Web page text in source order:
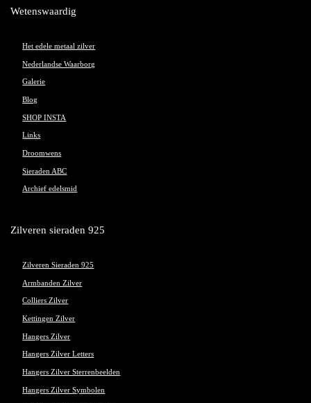
Wetenswaardig
Het edele metaal zilver
Nederlandse Waarborg
Galerie
Blog
SHOP INSTA
Links
Droomwens
Sieraden ABC
Archief edelsmid
Zilveren sieraden 925
Zilveren Sieraden 925
Armbanden Zilver
Colliers Zilver
Kettingen Zilver
Hangers Zilver
Hangers Zilver Letters
Hangers Zilver Sterrenbeelden
Hangers Zilver Symbolen